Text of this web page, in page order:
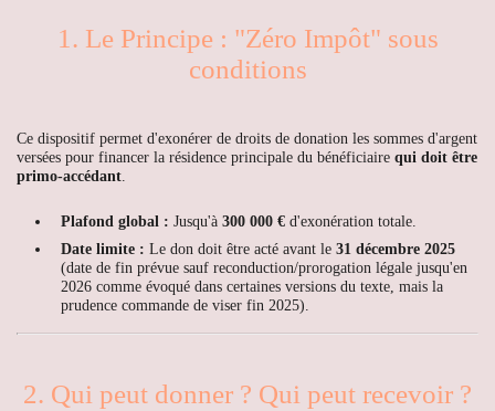
1. Le Principe : "Zéro Impôt" sous
conditions
Ce dispositif permet d'exonérer de droits de donation les sommes d'argent
versées pour financer la résidence principale du bénéficiaire qui doit être
primo-accédant.
Plafond global : Jusqu'à 300 000 € d'exonération totale.
Date limite : Le don doit être acté avant le 31 décembre 2025
(date de fin prévue sauf reconduction/prorogation légale jusqu'en
2026 comme évoqué dans certaines versions du texte, mais la
prudence commande de viser fin 2025).
2. Qui peut donner ? Qui peut recevoir ?